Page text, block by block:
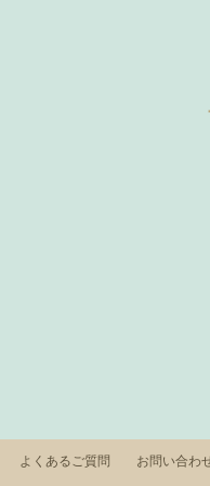
よくあるご質問 お問い合わ